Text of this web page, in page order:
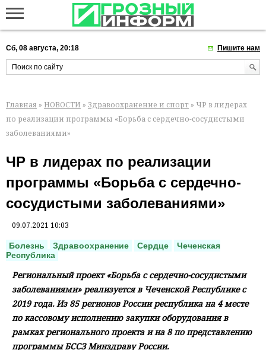
Сб, 08 августа, 20:18 Пишите нам
Главная » НОВОСТИ » Здравоохранение и спорт » ЧР в лидерах
по реализации программы «Борьба с сердечно-сосудистыми
заболеваниями»
ЧР в лидерах по реализации
программы «Борьба с сердечно-
сосудистыми заболеваниями»
09.07.2021 10:03
Болезнь Здравоохранение Сердце
Чеченская
Республика
Региональный проект «Борьба с сердечно-сосудистыми
заболеваниями» реализуется в Чеченской Республике с
2019 года. Из 85 регионов России республика на 4 месте
по кассовому исполнению закупки оборудования в
рамках регионального проекта и на 8 по представлению
программы БССЗ Минздраву России.